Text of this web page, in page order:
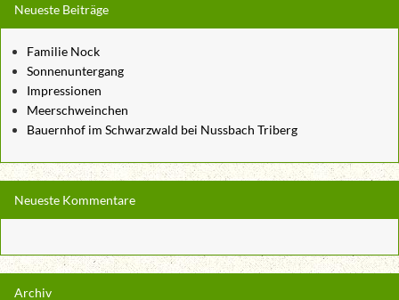
Neueste Beiträge
Familie Nock
Sonnenuntergang
Impressionen
Meerschweinchen
Bauernhof im Schwarzwald bei Nussbach Triberg
Neueste Kommentare
Archiv